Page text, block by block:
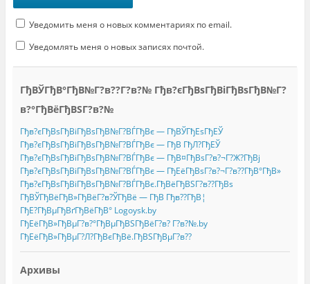
Уведомить меня о новых комментариях по email.
Уведомлять меня о новых записях почтой.
ГђВЎГђВ°ГђВ№Г?в??Г?в?№ Гђв?єГђВѕГђВіГђВѕГђВ№Г?
в?°ГђВёГђВЅГ?в?№
Гђв?єГђВѕГђВіГђВѕГђВ№Г?ВЃГђВє — ГђВЎГђЕѕГђЕЎ
Гђв?єГђВѕГђВіГђВѕГђВ№Г?ВЃГђВє — ГђВ ГђЛ?ГђЕЎ
Гђв?єГђВѕГђВіГђВѕГђВ№Г?ВЃГђВє — ГђВ¤ГђВѕГ?в?¬Г?Ж?ГђВј
Гђв?єГђВѕГђВіГђВѕГђВ№Г?ВЃГђВє — ГђЕёГђВѕГ?в?¬Г?в??ГђВ°ГђВ»
Гђв?єГђВѕГђВіГђВѕГђВ№Г?ВЃГђВє.ГђВёГђВЅГ?в??ГђВѕ
ГђВЎГђВёГђВ»ГђВёГ?в?ЎГђВё — ГђВ Гђв??ГђВ¦
ГђЕ?ГђВµГђВґГђВёГђВ° Logoysk.by
ГђЕёГђВ»ГђВµГ?в?°ГђВµГђВЅГђВёГ?в? Г?в?№.by
ГђЕёГђВ»ГђВµГ?Л?ГђВєГђВё.ГђВЅГђВµГ?в??
Архивы